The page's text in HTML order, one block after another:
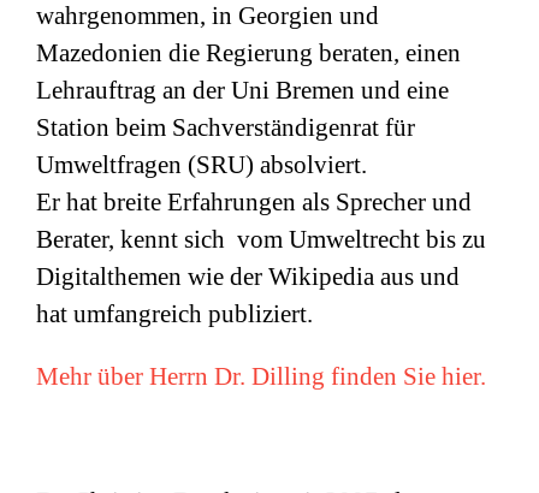
wahrgenommen, in Georgien und
Mazedonien die Regierung beraten, einen
Lehrauftrag an der Uni Bremen und eine
Station beim Sachverständigenrat für
Umweltfragen (SRU) absolviert.
Er hat breite Erfahrungen als Sprecher und
Berater, kennt sich vom Umweltrecht bis zu
Digitalthemen wie der Wikipedia aus und
hat umfangreich publiziert.
Mehr über Herrn Dr. Dilling finden Sie hier.